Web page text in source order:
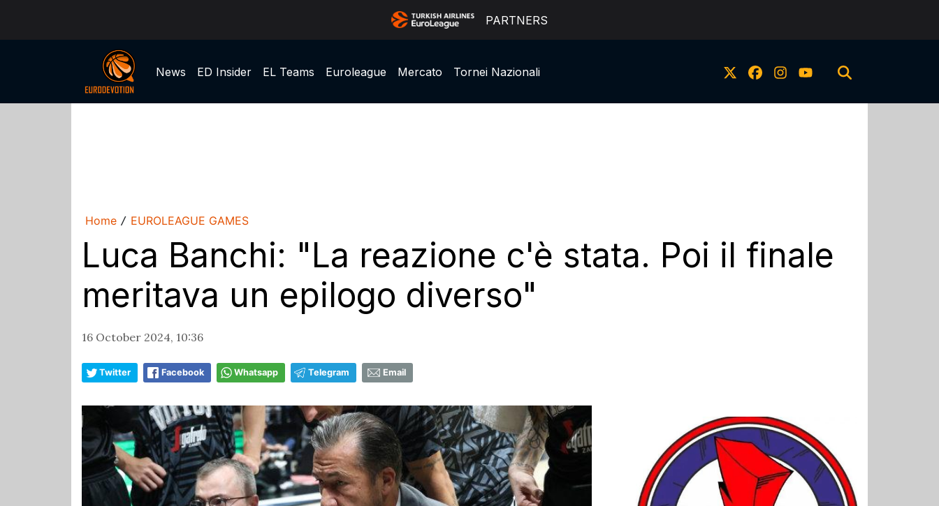
PARTNERS
News ED Insider EL Teams Euroleague Mercato Tornei Nazionali
Home / EUROLEAGUE GAMES
Luca Banchi: "La reazione c'è stata. Poi il finale
meritava un epilogo diverso"
16 October 2024, 10:36
Twitter Facebook Whatsapp Telegram Email